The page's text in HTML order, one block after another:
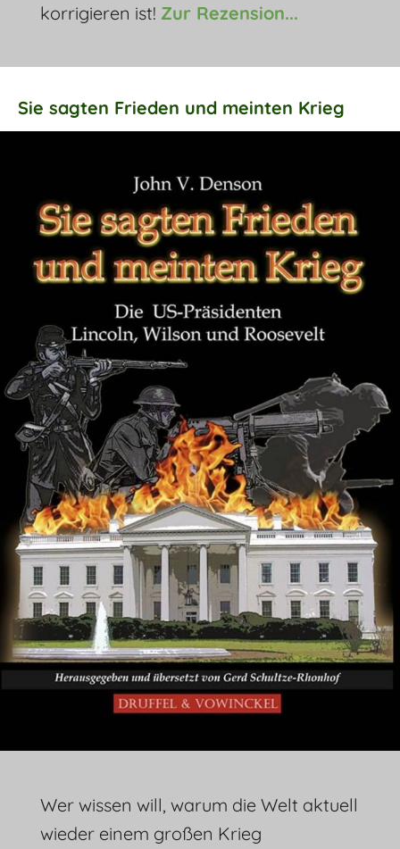
korrigieren ist! Zur Rezension...
Sie sagten Frieden und meinten Krieg
Wer wissen will, warum die Welt aktuell
wieder einem großen Krieg